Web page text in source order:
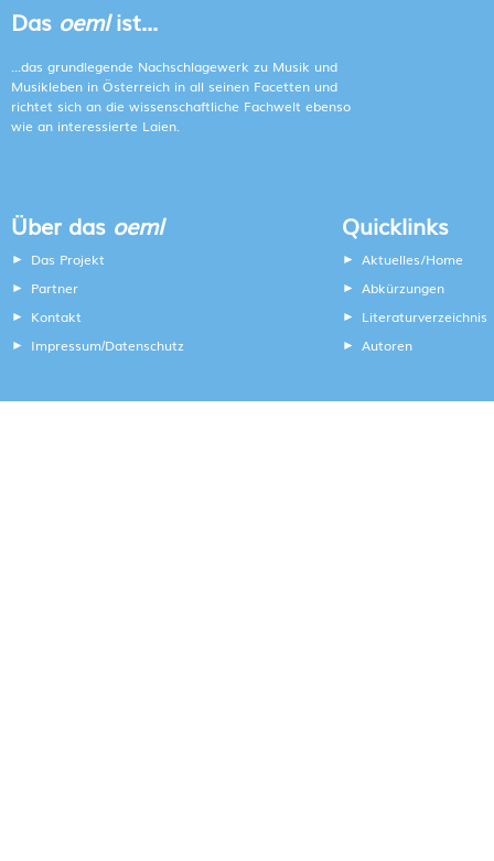
Das oemlist...
...das grundlegende Nachschlagewerk zu Musik und
Musikleben in Österreich in all seinen Facetten und
richtet sich an die wissenschaftliche Fachwelt ebenso
wie an interessierte Laien.
Über das oeml
Das Projekt
Partner
Kontakt
Impressum/Datenschutz
Quicklinks
Aktuelles/Home
Abkürzungen
Literaturverzeichnis
Autoren